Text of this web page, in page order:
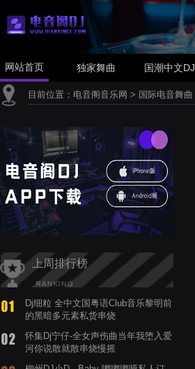
网站首页 独家舞曲 国潮中文DJ
目前位置： 电音阁音乐网 > 国际电音舞曲
上周排行榜
Dj细粒 全中文国粤语Club音乐黎明前
的黑暗多元素私货串烧
怀集Dj宁仔-全女声伤曲当年我堕入爱
河你说散就散串烧慢摇